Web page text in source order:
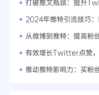
打破推文瓶颈：提升
2024年推特引流技巧
从微博到推特：提高粉
有效增长Twitter点赞
推动推特影响力：买粉